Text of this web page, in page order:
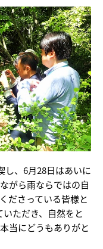
し、6月28日はあいに
がら雨ならではの自
ださっている皆様と
ただき、自然をと
当にどうもありがと